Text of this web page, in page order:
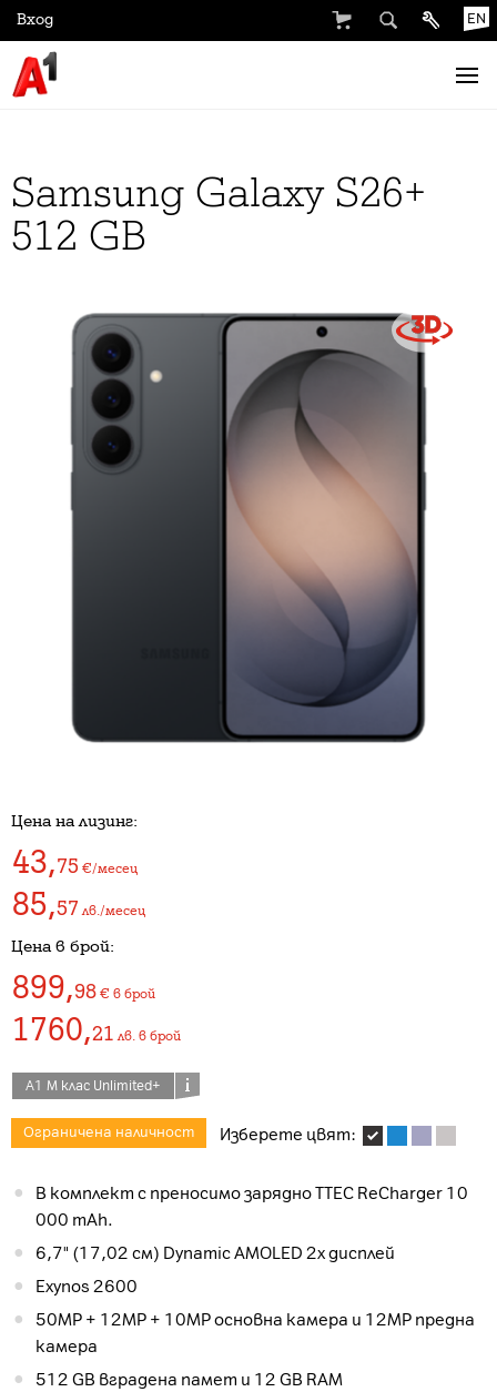
EN
Вход
Samsung Galaxy S26+
512 GB
Цена на лизинг:
43,75 €/месец
85,57 лв./месец
Цена в брой:
899,98 € в брой
1760,21 лв. в брой
А1 М клас Unlimited+
Ограничена наличност Изберете цвят:
В комплект с преносимо зарядно TTEC ReCharger 10
000 mAh.
6,7" (17,02 см) Dynamic AMOLED 2x дисплей
Exynos 2600
50MP + 12MP + 10MP основна камера и 12MP предна
камера
512 GB вградена памет и 12 GB RAM